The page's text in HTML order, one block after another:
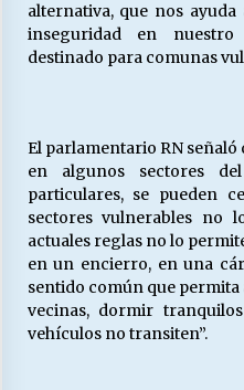
alternativa, que nos
inseguridad en
destinado para comunas
El parlamentario RN señaló
en algunos sectores
particulares, se pueden
sectores vulnerables no
actuales reglas no lo
en un encierro, en una
sentido común que permita
vecinas, dormir
vehículos no transiten”.